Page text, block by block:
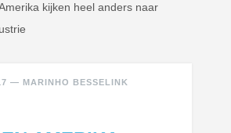
kijken heel anders naar
— MARINHO BESSELINK